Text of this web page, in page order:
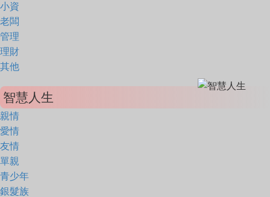
小資
老闆
管理
理財
其他
智慧人生
親情
愛情
友情
單親
青少年
銀髮族